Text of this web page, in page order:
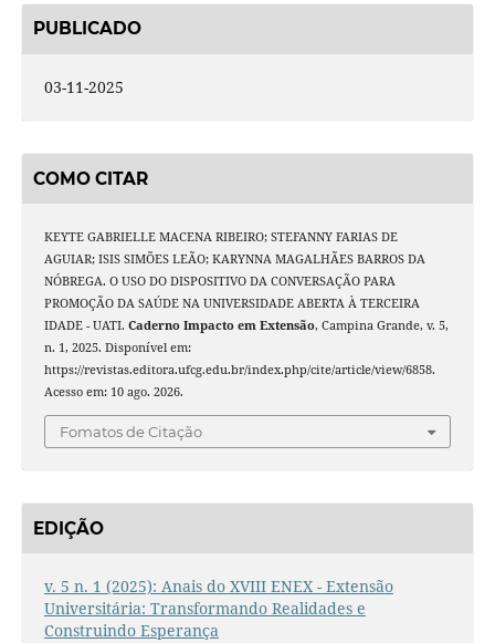
PUBLICADO
03-11-2025
COMO CITAR
KEYTE GABRIELLE MACENA RIBEIRO; STEFANNY FARIAS DE
AGUIAR; ISIS SIMÕES LEÃO; KARYNNA MAGALHÃES BARROS DA
NÓBREGA. O USO DO DISPOSITIVO DA CONVERSAÇÃO PARA
PROMOÇÃO DA SAÚDE NA UNIVERSIDADE ABERTA À TERCEIRA
IDADE - UATI. Caderno Impacto em Extensão, Campina Grande, v. 5,
n. 1, 2025. Disponível em:
https://revistas.editora.ufcg.edu.br/index.php/cite/article/view/6858.
Acesso em: 10 ago. 2026.
Fomatos de Citação
EDIÇÃO
v. 5 n. 1 (2025): Anais do XVIII ENEX - Extensão
Universitária: Transformando Realidades e
Construindo Esperança